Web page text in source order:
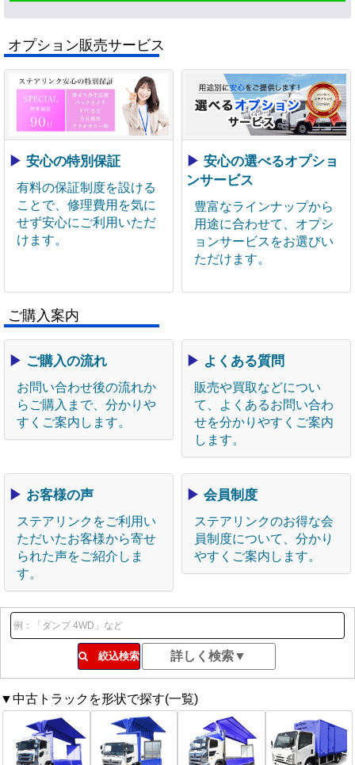
オプション販売サービス
▶ 安心の特別保証
有料の保証制度を設ける
ことで、修理費用を気に
せず安心にご利用いただ
けます。
▶ 安心の選べるオプショ
ンサービス
豊富なラインナップから
用途に合わせて、オプシ
ョンサービスをお選びい
ただけます。
ご購入案内
▶ ご購入の流れ
お問い合わせ後の流れか
らご購入まで、分かりや
すくご案内します。
▶ よくある質問
販売や買取などについ
て、よくあるお問い合わ
せを分かりやすくご案内
します。
▶ お客様の声
ステアリンクをご利用い
ただいたお客様から寄せ
られた声をご紹介しま
す。
▶ 会員制度
ステアリンクのお得な会
員制度について、分かり
やすくご案内します。
絞込検索
▼中古トラックを形状で探す(一覧)